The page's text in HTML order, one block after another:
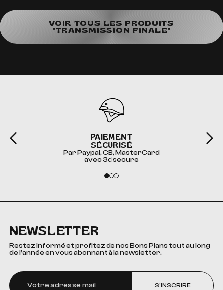
VOIR TOUS LES PRODUITS
"TRANSMISSION FINALE"
PAIEMENT
SÉCURISÉ
Par Paypal, CB, MasterCard
avec 3d secure
NEWSLETTER
Restez informé et profitez de nos Bons Plans tout au long
de l’année en vous abonnant à la newsletter.
S'INSCRIRE